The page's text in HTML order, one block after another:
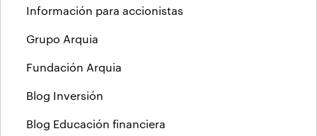
Información para accionistas
Grupo Arquia
Fundación Arquia
Blog Inversión
Blog Educación financiera